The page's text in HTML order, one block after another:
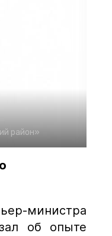
район»
министра
об опыте